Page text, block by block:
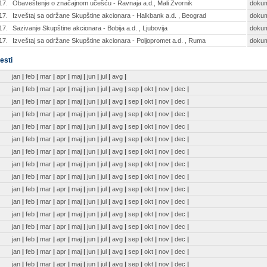
Obaveštenje o značajnom učešću - Ravnaja a.d., Mali Zvornik
Izveštaj sa održane Skupštine akcionara - Halkbank a.d. , Beograd
Sazivanje Skupštine akcionara - Bobija a.d. , Ljubovija
Izveštaj sa održane Skupštine akcionara - Poljopromet a.d. , Ruma
jan | feb | mar | apr | maj | jun | jul | avg |
jan | feb | mar | apr | maj | jun | jul | avg | sep | okt | nov | dec |
jan | feb | mar | apr | maj | jun | jul | avg | sep | okt | nov | dec |
jan | feb | mar | apr | maj | jun | jul | avg | sep | okt | nov | dec |
jan | feb | mar | apr | maj | jun | jul | avg | sep | okt | nov | dec |
jan | feb | mar | apr | maj | jun | jul | avg | sep | okt | nov | dec |
jan | feb | mar | apr | maj | jun | jul | avg | sep | okt | nov | dec |
jan | feb | mar | apr | maj | jun | jul | avg | sep | okt | nov | dec |
jan | feb | mar | apr | maj | jun | jul | avg | sep | okt | nov | dec |
jan | feb | mar | apr | maj | jun | jul | avg | sep | okt | nov | dec |
jan | feb | mar | apr | maj | jun | jul | avg | sep | okt | nov | dec |
jan | feb | mar | apr | maj | jun | jul | avg | sep | okt | nov | dec |
jan | feb | mar | apr | maj | jun | jul | avg | sep | okt | nov | dec |
jan | feb | mar | apr | maj | jun | jul | avg | sep | okt | nov | dec |
jan | feb | mar | apr | maj | jun | jul | avg | sep | okt | nov | dec |
jan | feb | mar | apr | maj | jun | jul | avg | sep | okt | nov | dec |